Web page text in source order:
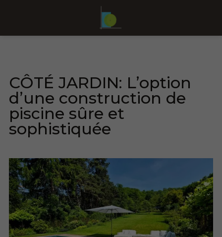
CÔTÉ JARDIN: L’option
d’une construction de
piscine sûre et
sophistiquée